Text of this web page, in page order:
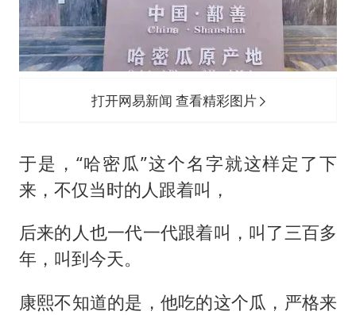
打开网易新闻 查看精彩图片
于是，“哈密瓜”这个名字就这样定了下
来，不仅当时的人跟着叫，
后来的人也一代一代跟着叫，叫了三百多
年，叫到今天。
康熙不知道的是，他吃的这个瓜，严格来